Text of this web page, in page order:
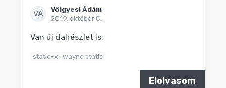
VÁ
Völgyesi Ádám
2019. október 8.
Van új dalrészlet is.
static-x wayne static
Elolvasom